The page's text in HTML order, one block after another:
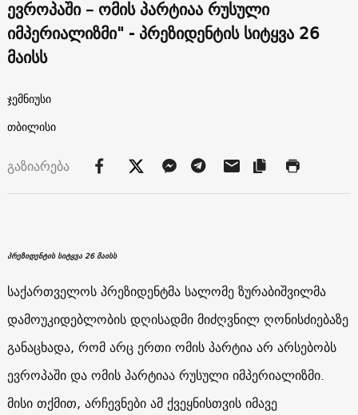
ევროპაში – ომის პარტიაა რუსული
იმპერიალიზმი" - პრეზიდენტის სიტყვა 26
მაისს
ჯემნიუსი
თბილისი
გაზიარება
პრეზიდენტის სიტყვა 26 მაისს
საქართველოს პრეზიდენტმა სალომე ზურაბიშვილმა
დამოუკიდებლობის დღისადმი მიძღვნილ ღონისძიებაზე
განაცხადა, რომ არც ერთი ომის პარტია არ არსებობს
ევროპაში და ომის პარტიაა რუსული იმპერიალიზმი.
მისი თქმით, არჩევნები ამ ქვეყნისთვის იმავე